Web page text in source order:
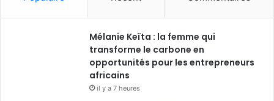
Mélanie Keïta : la femme qui
transforme le carbone en
opportunités pour les entrepreneurs
africains
il y a 7 heures